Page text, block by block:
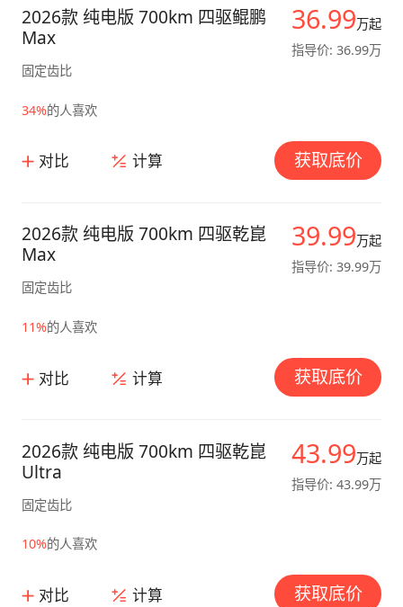
36.99万起
指导价: 36.99万
2026款 纯电版 700km 四驱鲲鹏
Max
固定齿比
34%的人喜欢
对比 计算 获取底价
39.99万起
指导价: 39.99万
2026款 纯电版 700km 四驱乾崑
Max
固定齿比
11%的人喜欢
对比 计算 获取底价
43.99万起
指导价: 43.99万
2026款 纯电版 700km 四驱乾崑
Ultra
固定齿比
10%的人喜欢
对比 计算 获取底价